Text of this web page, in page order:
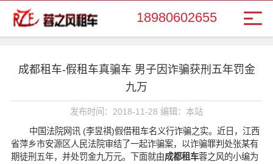
18980602655
成都租车-假租车真骗车 男子因诈骗获刑五年罚金
九万
发布时间：2018-11-28 编辑：本站
中国法院网讯 (李昱祺)假借租车名义行诈骗之实。近日，江西
省萍乡市安源区人民法院审结了一起诈骗案，以诈骗罪判处张某有
期徒刑五年，并处罚金九万元。下面就由成都租车蓉之风的小编为